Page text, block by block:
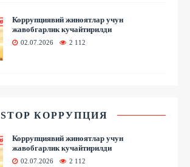
Коррупциявий жиноятлар учун
жавобгарлик кучайтирилди
02.07.2026 2 112
STOP КОРРУПЦИЯ
Коррупциявий жиноятлар учун
жавобгарлик кучайтирилди
02.07.2026 2 112